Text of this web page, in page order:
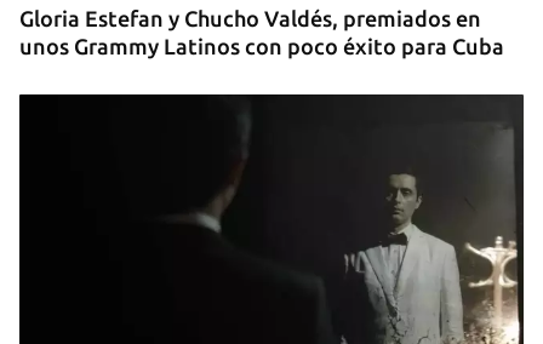
Gloria Estefan y Chucho Valdés, premiados en
unos Grammy Latinos con poco éxito para Cuba